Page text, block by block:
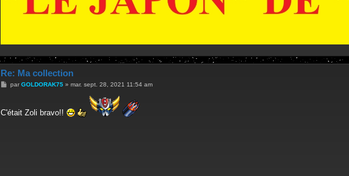
Re: Ma collection
M
a
par GOLDORAK75» mar. sept. 28, 2021 11:54 am
C'était Zoli bravo!!